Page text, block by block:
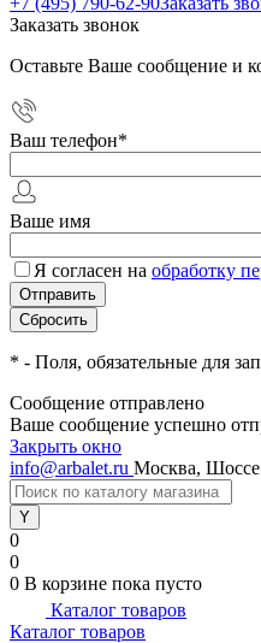
Заказать звонок
Оставьте Ваше сообщение и
Ваш телефон*
Ваше имя
Я согласен на обработку
* - Поля, обязательные для
Сообщение отправлено
Ваше сообщение успешно
Закрыть окно
info@arbalet.ru Москва, Шоссе
0
0
0 В корзине пока пусто
Каталог товаров
Каталог товаров